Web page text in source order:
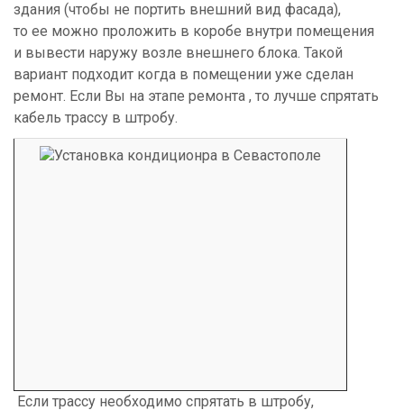
здания (чтобы не портить внешний вид фасада),
то ее можно проложить в коробе внутри помещения
и вывести наружу возле внешнего блока. Такой
вариант подходит когда в помещении уже сделан
ремонт. Если Вы на этапе ремонта , то лучше спрятать
кабель трассу в штробу.
Если трассу необходимо спрятать в штробу,